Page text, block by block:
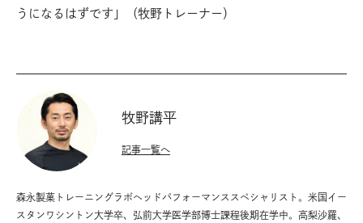
うになるはずです」（牧野トレーナー）
牧野講平
森永製菓トレーニングラボヘッドパフォーマンススペシャリスト。米国イー
スタンワシントン大学卒、弘前大学医学部博士課程後期在学中。高梨沙羅、
記事一覧へ